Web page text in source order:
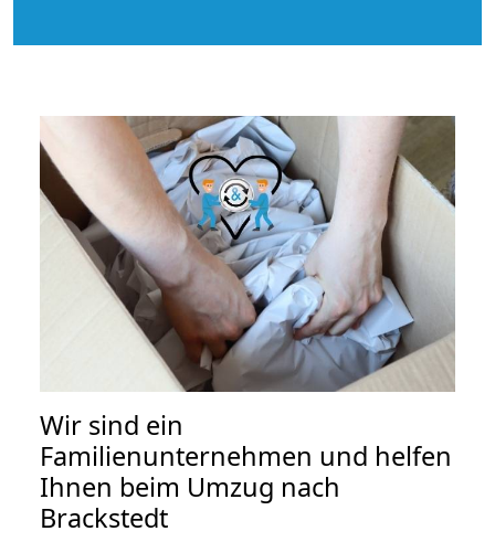
Wir sind ein
Familienunternehmen und helfen
Ihnen beim Umzug nach
Brackstedt